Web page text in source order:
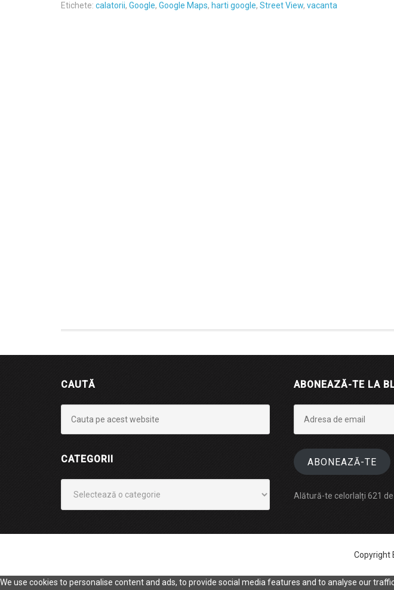
Etichete: calatorii, Google, Google Maps, harti google, Street View, vacanta
CAUTĂ
CATEGORII
ABONEAZĂ-TE LA
email
ABONEAZĂ-TE
Alătură-te celorlalți 621 de
Copyright
We use cookies to personalise content and ads, to provide social media features and to analyse our